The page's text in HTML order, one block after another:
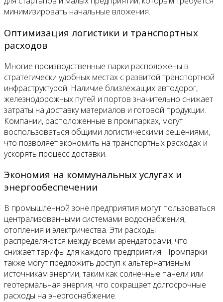
минимизировать начальные вложения.
Оптимизация логистики и транспортных
расходов
Многие производственные парки расположены в
стратегически удобных местах с развитой транспортной
инфраструктурой. Наличие близлежащих автодорог,
железнодорожных путей и портов значительно снижает
затраты на доставку материалов и готовой продукции.
Компании, расположенные в промпарках, могут
воспользоваться общими логистическими решениями,
что позволяет экономить на транспортных расходах и
ускорять процесс доставки.
Экономия на коммунальных услугах и
энергообеспечении
В промышленной зоне предприятия могут пользоваться
централизованными системами водоснабжения,
отопления и электричества. Эти расходы
распределяются между всеми арендаторами, что
снижает тарифы для каждого предприятия. Промпарки
также могут предложить доступ к альтернативным
источникам энергии, таким как солнечные панели или
геотермальная энергия, что сокращает долгосрочные
расходы на энергоснабжение.